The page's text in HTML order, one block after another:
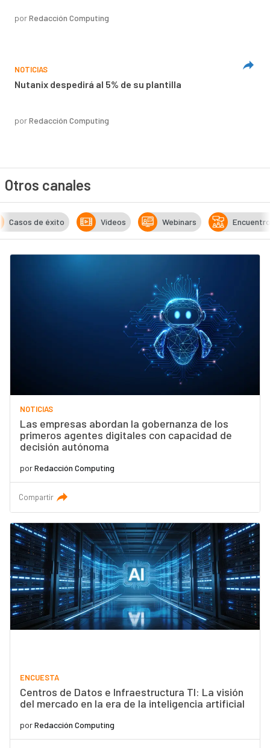
porRedacción Computing
NOTICIAS
Nutanix despedirá al 5% de su plantilla
porRedacción Computing
Otros canales
Casos de éxito Vídeos Webinars
NOTICIAS
Las empresas abordan la gobernanza de los
primeros agentes digitales con capacidad de
decisión autónoma
porRedacción Computing
Compartir
ENCUESTA
Centros de Datos e Infraestructura TI: La visión
del mercado en la era de la inteligencia artificial
porRedacción Computing